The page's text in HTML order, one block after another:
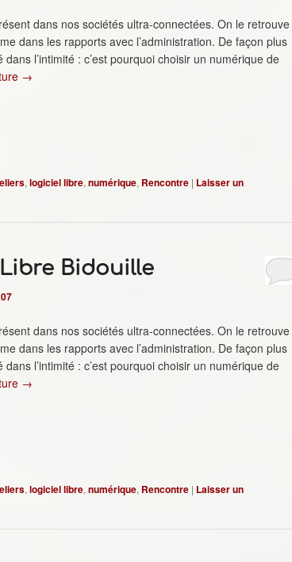
dans nos sociétés ultra-connectées. On le retrouve
dans les rapports avec l’administration. De façon plus
l’intimité : c’est pourquoi choisir un numérique de
→
, logiciel libre, numérique, Rencontre | Laisser un
Libre Bidouille
dans nos sociétés ultra-connectées. On le retrouve
dans les rapports avec l’administration. De façon plus
l’intimité : c’est pourquoi choisir un numérique de
→
, logiciel libre, numérique, Rencontre | Laisser un